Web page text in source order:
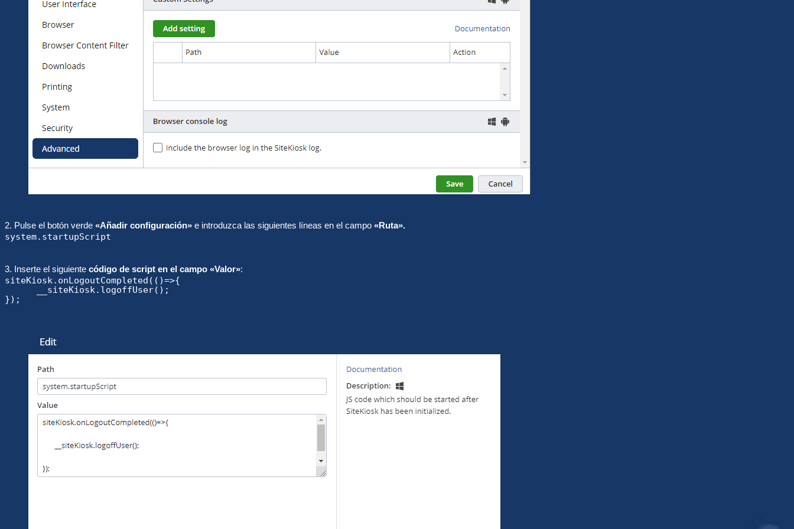
2. Pulse el botón verde «Añadir configuración» e introduzca las siguientes líneas en el campo «Ruta».
system.startupScript
3. Inserte el siguiente código de script en el campo «Valor»:
siteKiosk.onLogoutCompleted(()=>{
});